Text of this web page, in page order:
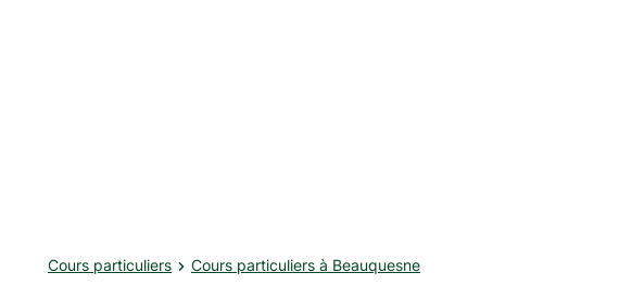
Cours particuliers Cours particuliers à Beauquesne